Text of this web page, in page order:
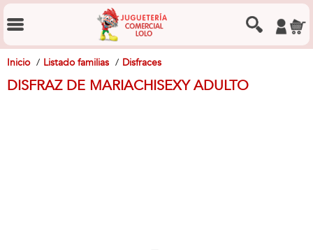
Inicio Listado familias Disfraces
DISFRAZ DE MARIACHISEXY ADULTO